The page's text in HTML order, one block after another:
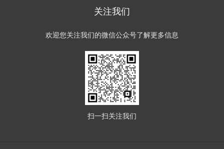
关注我们
欢迎您关注我们的微信公众号了解更多信息
扫一扫关注我们